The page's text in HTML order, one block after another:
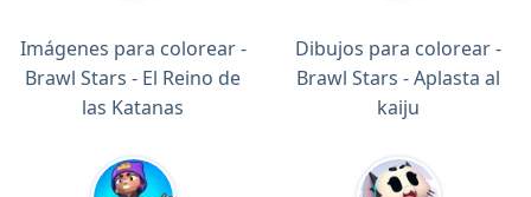
Imágenes para colorear -
Brawl Stars - El Reino de
las Katanas
Dibujos para colorear -
Brawl Stars - Aplasta al
kaiju